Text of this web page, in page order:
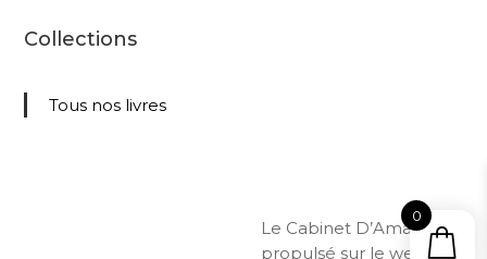
Collections
Tous nos livres
Le Cabinet D’Amateur –
propulsé sur le web par
0